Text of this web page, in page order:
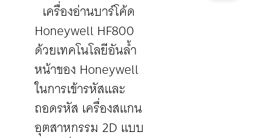
เครื่องอ่านบาร์โค้ด
Honeywell HF800
ด้วยเทคโนโลยีอันล้ำ
หน้าของ Honeywell
ในการเข้ารหัสและ
ถอดรหัส เครื่องสแกน
อุตสาหกรรม 2D แบบ